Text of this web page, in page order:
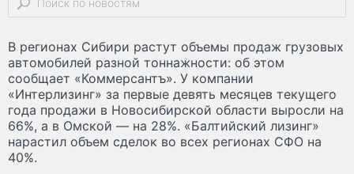
В регионах Сибири растут объемы продаж грузовых
автомобилей разной тоннажности: об этом
сообщает «Коммерсантъ». У компании
«Интерлизинг» за первые девять месяцев текущего
года продажи в Новосибирской области выросли на
66%, а в Омской — на 28%. «Балтийский лизинг»
нарастил объем сделок во всех регионах СФО на
40%.